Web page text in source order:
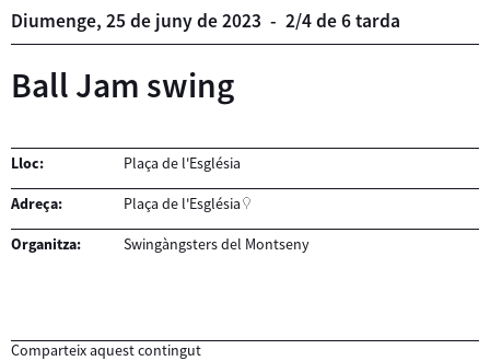
Diumenge, 25 de junyde2023 - 2/4 de 6 tarda
Ball Jam swing
Lloc: Plaça de l'Església
Adreça: Plaça de l'Església
Organitza: Swingàngsters del Montseny
Comparteix aquest contingut